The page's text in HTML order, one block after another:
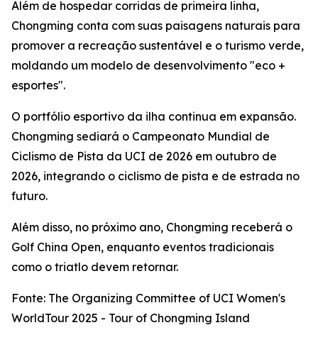
Além de hospedar corridas de primeira linha,
Chongming conta com suas paisagens naturais para
promover a recreação sustentável e o turismo verde,
moldando um modelo de desenvolvimento "eco +
esportes".
O portfólio esportivo da ilha continua em expansão.
Chongming sediará o Campeonato Mundial de
Ciclismo de Pista da UCI de 2026 em outubro de
2026, integrando o ciclismo de pista e de estrada no
futuro.
Além disso, no próximo ano, Chongming receberá o
Golf China Open, enquanto eventos tradicionais
como o triatlo devem retornar.
Fonte: The Organizing Committee of UCI Women's
WorldTour 2025 - Tour of Chongming Island